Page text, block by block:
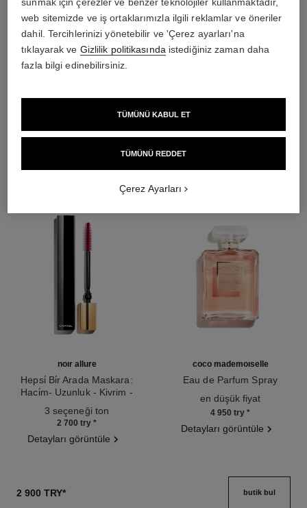
THE PERFECT MATCH
noir allure
Hepsi̇ Bi̇r Arada Maskara:
Haci̇m- Uzunluk - Kivrim -
3 seçeneği ton
2 700 try *
Detayları görüntüle
coco mademoiselle
Eau de Parfum Spray
en düşük fiyat
4 950 try *
Detayları görüntüle
2 900 TRY* butik bul
web sitemizde ve iş ortaklarımızla ilgili reklamlar ve öneriler
dahil. Tercihlerinizi yönetebilir ve 'Çerez ayarları'na
tıklayarak ve Gizlilik politikasında istediğiniz zaman daha
fazla bilgi edinebilirsiniz.
TÜMÜNÜ REDDET
TÜMÜNÜ KABUL ET
Çerez Ayarları